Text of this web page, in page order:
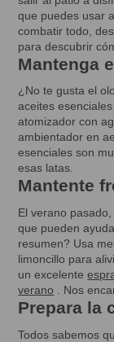
Facebook
en
una
nueva
ventana.
Twitter
en
una
nueva
ventana.
en
que puedes usar
combatir todo,
para descubrir
Mantenga
¿No te gusta el
aceites
atomizador con
ambientador en
esenciales son
esas latas.
Mantente
El verano
que pueden
resumen? Usa
limoncillo para
un excelente
verano . Nos
Prepara la
Todos sabemos